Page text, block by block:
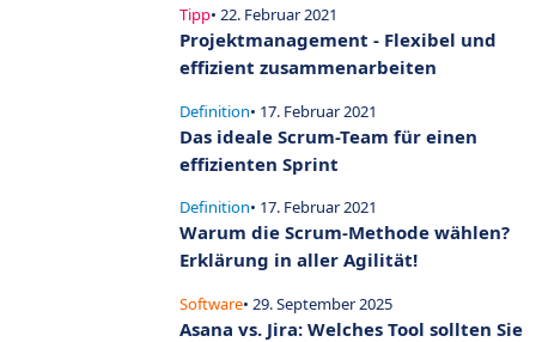
Tipp• 22. Februar 2021
Projektmanagement - Flexibel und
effizient zusammenarbeiten
Definition• 17. Februar 2021
Das ideale Scrum-Team für einen
effizienten Sprint
Definition• 17. Februar 2021
Warum die Scrum-Methode wählen?
Erklärung in aller Agilität!
Software• 29. September 2025
Asana vs. Jira: Welches Tool sollten Sie